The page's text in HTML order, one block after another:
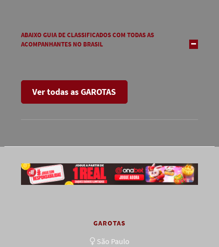
ABAIXO GUIA DE CLASSIFICADOS COM TODAS AS
ACOMPANHANTES NO BRASIL
Ver todas as GAROTAS
GAROTAS
São Paulo